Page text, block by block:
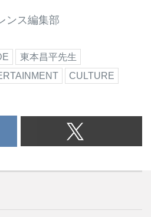
ンス編集部
東本昌平先生
CULTURE